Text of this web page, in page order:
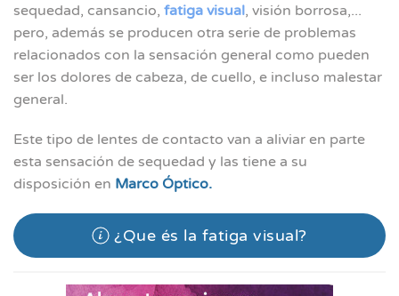
sequedad, cansancio, fatiga visual, visión borrosa,...
pero, además se producen otra serie de problemas
relacionados con la sensación general como pueden
ser los dolores de cabeza, de cuello, e incluso malestar
general.
Este tipo de lentes de contacto van a aliviar en parte
esta sensación de sequedad y las tiene a su
disposición en Marco Óptico.
¿Que és la fatiga visual?